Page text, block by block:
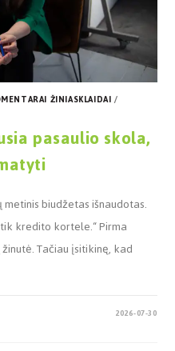
ŽINIASKLAIDAI/
pasaulio skola,
biudžetas išnaudotas.
kredito kortele.“ Pirma
Tačiau įsitikinę, kad
2026-07-30